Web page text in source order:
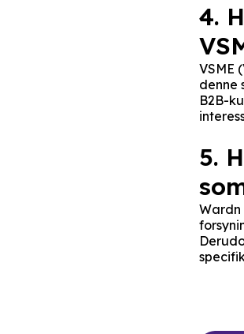
4.
VSME
denne
B2B-
5.
Wardn